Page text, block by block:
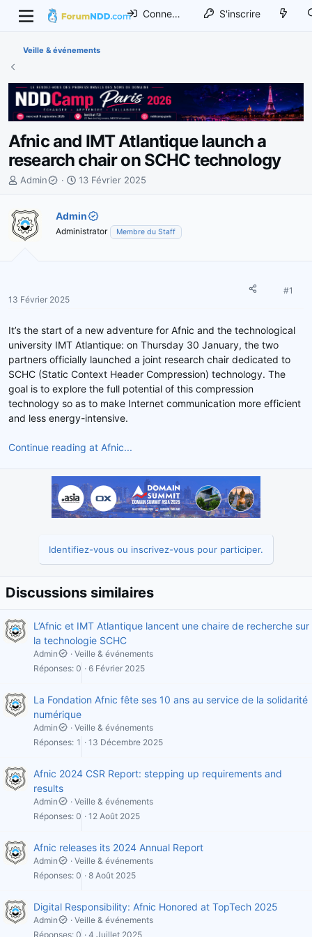
Connexion S'inscrire
Veille & événements
Afnic and IMT Atlantique launch a
research chair on SCHC technology
I
t
i
r
e
l
a
d
i
s
c
s
Admin
D
e
d
13 Février 2025
Admin
Administrator Membre du Staff
13 Février 2025
#1
It’s the start of a new adventure for Afnic and the technological
university IMT Atlantique: on Thursday 30 January, the two
partners officially launched a joint research chair dedicated to
SCHC (Static Context Header Compression) technology. The
goal is to explore the full potential of this compression
technology so as to make Internet communication more efficient
and less energy-intensive.
Continue reading at Afnic...
Identifiez-vous ou inscrivez-vous pour participer.
Discussions similaires
L’Afnic et IMT Atlantique lancent une chaire de recherche sur
la technologie SCHC
Admin
Veille & événements
Réponses 0 6 Février 2025
La Fondation Afnic fête ses 10 ans au service de la solidarité
numérique
Admin
Veille & événements
Réponses 1 13 Décembre 2025
Afnic 2024 CSR Report: stepping up requirements and
results
Admin
Veille & événements
Réponses 0 12 Août 2025
Afnic releases its 2024 Annual Report
Admin
Veille & événements
Réponses 0 8 Août 2025
Digital Responsibility: Afnic Honored at TopTech 2025
Admin
Veille & événements
Réponses 0 4 Juillet 2025